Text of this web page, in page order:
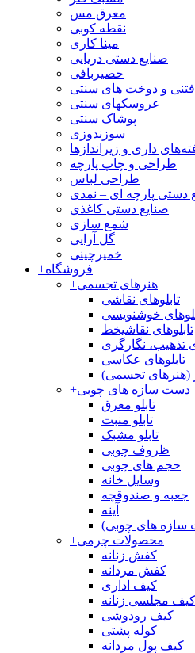
معرق مس
نقطه کوبی
مینا کاری
صنایع دستی دریایی
حصیربافی
و دوخت های سنتی
عروسکهای سنتی
پوشاک سنتی
سوزندوزی
داری و زیراندازها
طراحی و چاپ پارچه
طراحی لباس
دستی پارچه ای – نمدی
صنایع دستی کاغذی
شمع سازی
گل آرایی
خمیرچینی
+فروشگاه
+هنرهای تجسمی
تابلوهای نقاشی
خوشنویسی
تابلوهای نقاشیخط
تذهیب، نگارگری
تابلوهای عکاسی
(هنرهای تجسمی)
+دست سازه های چوبی
تابلو معرق
تابلو منبت
تابلو مشبک
ظروف چوبی
حجم های چوبی
وسایل خانه
جعبه و صندوقچه
آینه
سازه های چوبی)
+محصولات چرمی
کفش زنانه
کفش مردانه
کیف اداری
کیف مجلسی زنانه
کیف رودوشی
کوله پشتی
کیف پول مردانه